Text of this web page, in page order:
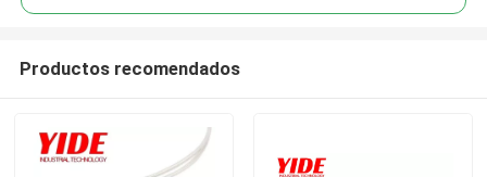
Productos recomendados